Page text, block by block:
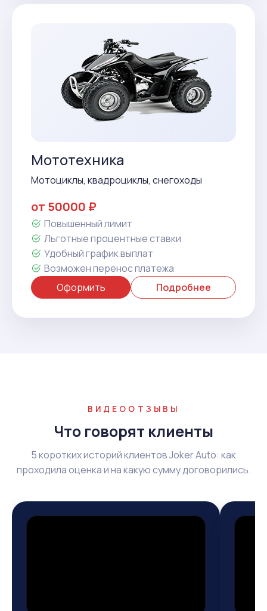
Мототехника
Мотоциклы, квадроциклы, снегоходы
от 50000 ₽
Повышенный лимит
Льготные процентные ставки
Удобный график выплат
Возможен перенос платежа
Оформить
Подробнее
ВИДЕООТЗЫВЫ
Что говорят клиенты
5 коротких историй клиентов Joker Auto: как
проходила оценка и на какую сумму договорились.